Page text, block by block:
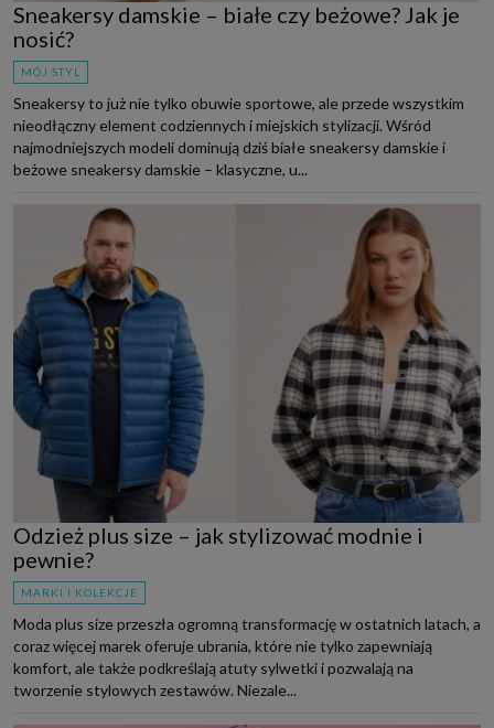
Sneakersy damskie – białe czy beżowe? Jak je
nosić?
MÓJ STYL
Sneakersy to już nie tylko obuwie sportowe, ale przede wszystkim
nieodłączny element codziennych i miejskich stylizacji. Wśród
najmodniejszych modeli dominują dziś białe sneakersy damskie i
beżowe sneakersy damskie – klasyczne, u...
Odzież plus size – jak stylizować modnie i
pewnie?
MARKI I KOLEKCJE
Moda plus size przeszła ogromną transformację w ostatnich latach, a
coraz więcej marek oferuje ubrania, które nie tylko zapewniają
komfort, ale także podkreślają atuty sylwetki i pozwalają na
tworzenie stylowych zestawów. Niezale...